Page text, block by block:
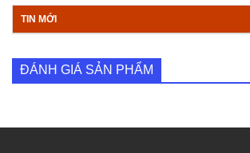
TIN MỚI
ĐÁNH GIÁ SẢN PHẨM